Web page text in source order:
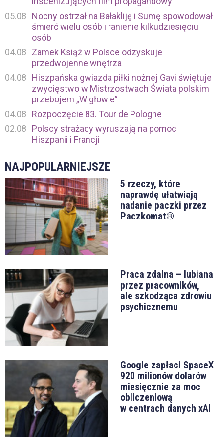
05.08
Nocny ostrzał na Bałakliję i Sumę spowodował
śmierć wielu osób i ranienie kilkudziesięciu
osób
04.08
Zamek Książ w Polsce odzyskuje
przedwojenne wnętrza
04.08
Hiszpańska gwiazda piłki nożnej Gavi świętuje
zwycięstwo w Mistrzostwach Świata polskim
przebojem „W głowie”
04.08
Rozpoczęcie 83. Tour de Pologne
02.08
Polscy strażacy wyruszają na pomoc
Hiszpanii i Francji
NAJPOPULARNIEJSZE
5 rzeczy, które
naprawdę ułatwiają
nadanie paczki przez
Paczkomat®
Praca zdalna – lubiana
przez pracowników,
ale szkodząca zdrowiu
psychicznemu
Google zapłaci SpaceX
920 milionów dolarów
miesięcznie za moc
obliczeniową
w centrach danych xAI